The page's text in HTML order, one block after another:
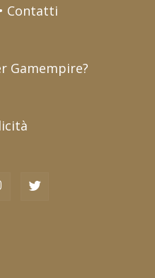
Contatti
Gamempire?